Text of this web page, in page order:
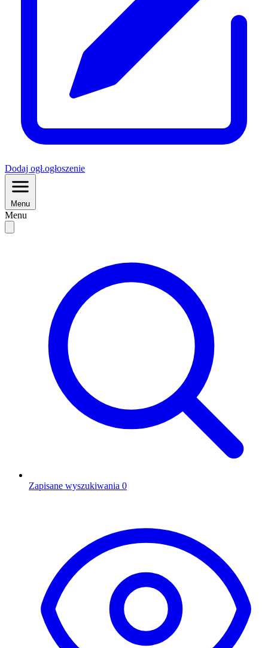
Dodaj ogł.ogłoszenie
Menu
Menu
Zapisane wyszukiwania 0